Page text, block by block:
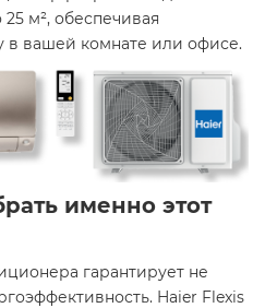
м², обеспечивая
в вашей комнате или офисе.
именно этот
гарантирует не
Haier Flexis